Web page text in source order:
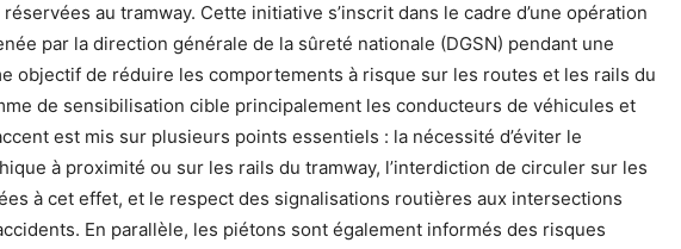
au tramway. Cette initiative s’inscrit dans le cadre d’une opération
par la direction générale de la sûreté nationale (DGSN) pendant une
objectif de réduire les comportements à risque sur les routes et les rails du
de sensibilisation cible principalement les conducteurs de véhicules et
est mis sur plusieurs points essentiels : la nécessité d’éviter le
à proximité ou sur les rails du tramway, l’interdiction de circuler sur les
à cet effet, et le respect des signalisations routières aux intersections
En parallèle, les piétons sont également informés des risques